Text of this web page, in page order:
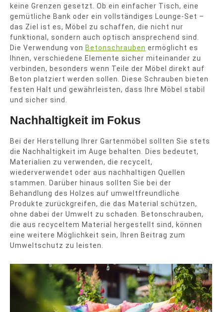
keine Grenzen gesetzt. Ob ein einfacher Tisch, eine
gemütliche Bank oder ein vollständiges Lounge-Set –
das Ziel ist es, Möbel zu schaffen, die nicht nur
funktional, sondern auch optisch ansprechend sind.
Die Verwendung von Betonschrauben ermöglicht es
Ihnen, verschiedene Elemente sicher miteinander zu
verbinden, besonders wenn Teile der Möbel direkt auf
Beton platziert werden sollen. Diese Schrauben bieten
festen Halt und gewährleisten, dass Ihre Möbel stabil
und sicher sind.
Nachhaltigkeit im Fokus
Bei der Herstellung Ihrer Gartenmöbel sollten Sie stets
die Nachhaltigkeit im Auge behalten. Dies bedeutet,
Materialien zu verwenden, die recycelt,
wiederverwendet oder aus nachhaltigen Quellen
stammen. Darüber hinaus sollten Sie bei der
Behandlung des Holzes auf umweltfreundliche
Produkte zurückgreifen, die das Material schützen,
ohne dabei der Umwelt zu schaden. Betonschrauben,
die aus recyceltem Material hergestellt sind, können
eine weitere Möglichkeit sein, Ihren Beitrag zum
Umweltschutz zu leisten.